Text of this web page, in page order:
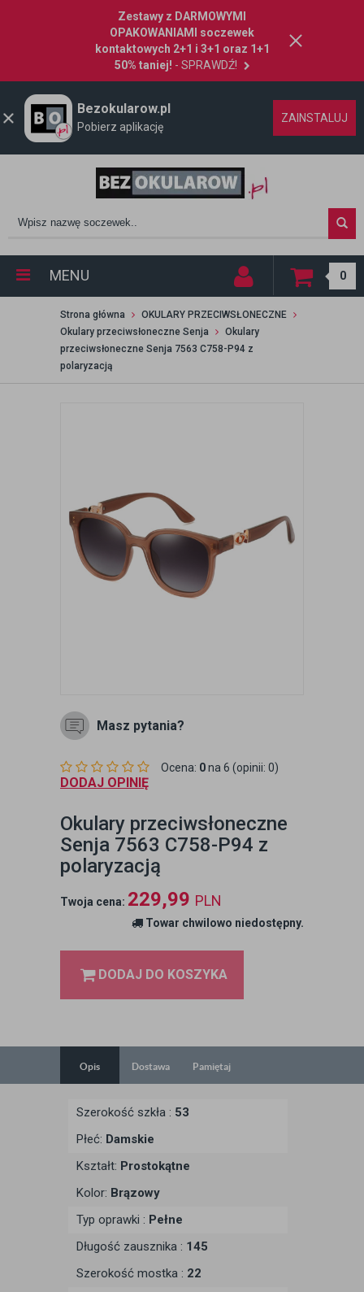
Zestawy z DARMOWYMI
OPAKOWANIAMI soczewek
kontaktowych 2+1 i 3+1 oraz 1+1
50% taniej! - SPRAWDŹ!
Bezokularow.pl
Pobierz aplikację
ZAINSTALUJ
MENU 0
Strona główna
OKULARY PRZECIWSŁONECZNE
Okulary przeciwsłoneczne Senja
Okulary
przeciwsłoneczne Senja 7563 C758-P94 z
polaryzacją
Masz pytania?
Ocena: 0na 6 (opinii: 0)
DODAJ OPINIĘ
Okulary przeciwsłoneczne
Senja 7563 C758-P94 z
polaryzacją
Twoja cena: 229,99 PLN
Towar chwilowo niedostępny.
DODAJ DO KOSZYKA
Opis Dostawa Pamiętaj
Szerokość szkła : 53
Płeć: Damskie
Kształt: Prostokątne
Kolor: Brązowy
Typ oprawki : Pełne
Długość zausznika : 145
Szerokość mostka : 22